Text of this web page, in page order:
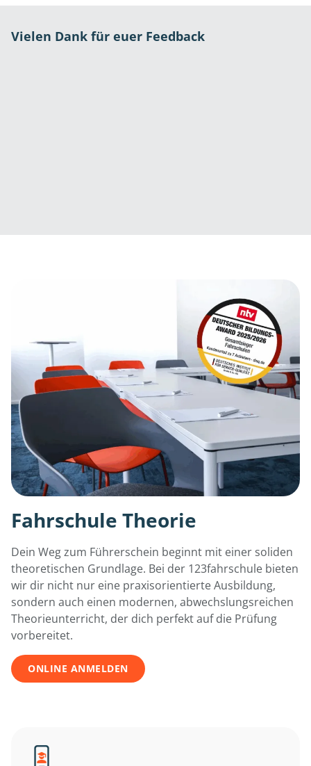
Vielen Dank für euer Feedback
Fahrschule Theorie
Dein Weg zum Führerschein beginnt mit einer soliden
theoretischen Grundlage. Bei der 123fahrschule bieten
wir dir nicht nur eine praxisorientierte Ausbildung,
sondern auch einen modernen, abwechslungsreichen
Theorieunterricht, der dich perfekt auf die Prüfung
vorbereitet.
ONLINE ANMELDEN